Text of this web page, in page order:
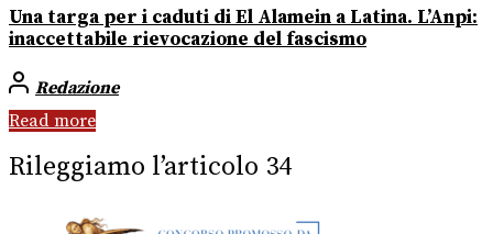
Una targa per i caduti di El Alamein a Latina. L’Anpi:
inaccettabile rievocazione del fascismo
Redazione
Read more
Rileggiamo l’articolo 34